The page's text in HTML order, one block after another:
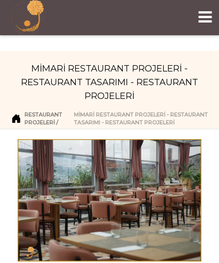
MİMARİ RESTAURANT PROJELERİ -
RESTAURANT TASARIMI - RESTAURANT
PROJELERİ
RESTAURANT
PROJELERI
MİMARİ RESTAURANT PROJELERİ - RESTAURANT
TASARIMI - RESTAURANT PROJELERİ